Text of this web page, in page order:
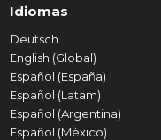
Idiomas
Deutsch
English (Global)
Español (España)
Español (Latam)
Español (Argentina)
Español (México)